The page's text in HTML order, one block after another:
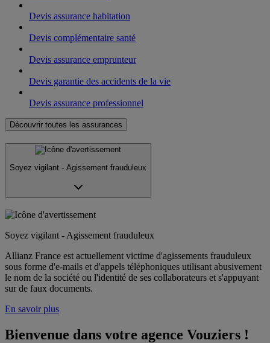
Devis assurance habitation
Devis complémentaire santé
Devis assurance emprunteur
Devis garantie des accidents de la vie
Devis assurance professionnel
Découvrir toutes les assurances
Soyez vigilant - Agissement frauduleux
Soyez vigilant - Agissement frauduleux
Allianz France est actuellement victime d'agissements frauduleux
sous forme d'e-mails et d'appels téléphoniques utilisant abusivement
le nom de la société ou l'identité de ses collaborateurs et s'appuyant
sur de faux documents.
En savoir plus
Bienvenue dans votre agence Vouziers !